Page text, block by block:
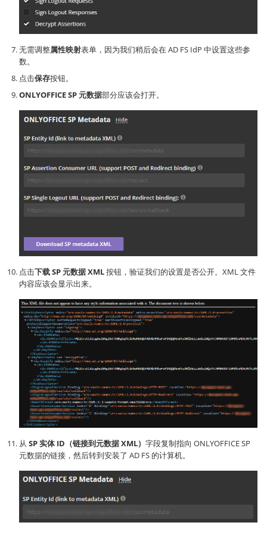
无需调整属性映射表单，因为我们稍后会在 AD FS IdP 中设置这些参
数。
点击保存按钮。
ONLYOFFICE SP 元数据部分应该会打开。
点击下载 SP 元数据 XML按钮，验证我们的设置是否公开。XML 文件
内容应该会显示出来。
从 SP 实体 ID（链接到元数据 XML） 字段复制指向 ONLYOFFICE SP
元数据的链接，然后转到安装了 AD FS 的计算机。